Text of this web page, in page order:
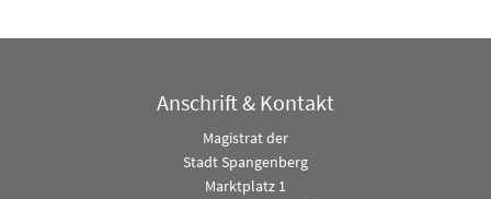
Anschrift & Kontakt
Magistrat der
Stadt Spangenberg
Marktplatz 1